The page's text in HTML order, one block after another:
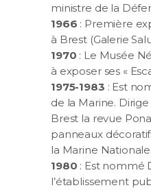
ministre de la
1966 : Première
à Brest (Galerie
1970 : Le Musée
à exposer ses «
1975-1983 : Est
de la Marine.
Brest la revue
panneaux
la Marine Nationale.
1980 : Est nommé
l’établissement